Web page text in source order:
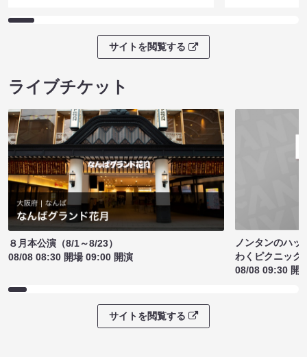
サイトを閲覧する
ライブチケット
８月本公演（8/1～8/23）
08/08 08:30 開場 09:00 開演
ノンタンのハッ
わくピクニック
08/08 09:30 開
サイトを閲覧する